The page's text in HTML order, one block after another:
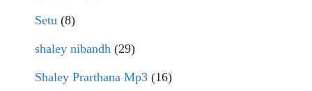
Setu (8)
shaley nibandh (29)
Shaley Prarthana Mp3 (16)